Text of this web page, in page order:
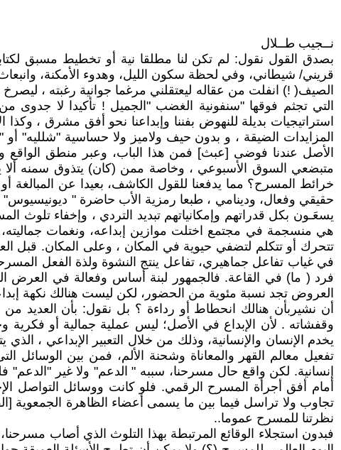
نــجيب طــلال
بصدق القول نقول: لم تكن لنا مطلقا نية أو تخطيط مسبق
قريني/ شيطاني، وفي لحظة سكون الليل، وهدوء الأمكنة،
الصيف( !) انفلت من عقاله ليعتقلني مرغما جوانية رغبته ،
التي تجثم فوقها "سنفونية الغضب "الجميل ! تأكيدا لا جدوى
استراتيجيات بديلة للنهوض بفننا وإبداعنا نحو أفق مشرق ، وكذا
المزايدات الضيقة ، و بدون حيف ولاميز ولا حساسية
الأصل عندنا فوضى [عبث] فمن هذا الباب، وعبر منطق
متبضعي السوق الأسبوعي ، وخاصة ممن (كان) يتذوق سمنه
خرائط المسرح؟ مما يدفعنا للقول الكاشف، بعيدا عن المبالغة
حقيقي وفعال، ودينامي ، طبعا رمزية الأب حاضرة " ديونيسيوس"
يسعَـون بكل قدراتهم وإمكانياتهم تبديد التردي ، وإخفاء
هي منسجمة في مجتمع اختلت موازين إبداعه، ونغمات
تتحرك أو تتكلم لتضفي حيوية في المكان ، وعلى المكان. قبل
في غياب تفاعل جماهيري، تفاعل ينتج النشوة ولذة الفعل
فرد ( ما) في القاعة. فالجمهور لبنة أساس وفعالة في
العروض تجد نسبة مئوية من الحضور، لكن ليست هنالك نكهة
أن نشيربأن هنالك انحطاط أو رداءة ؟ بل نقول: بأن العديد
وقفشاته . لأن الإبداع في الأصل؛ ليس عملية جمالية أو فكرية
يخدم الإنسان والإنسانية، وذلك من خلال التعبير الإبداعي ،
تفعيل معالم القهر والمعاناة وشحنة الألم، فمن بين الوسائل
إنسانية. لكن واقع حال مسرحنا، سببه " الدعم" ولا غير
أمام أفق أجرأة المسرح الرقمي. فلو كانت ووسائل التواصل
تجاوب ولا تراسل فيما بين ما يسمى أعضاء الظاهرة الجمعوية
نظرتنا للمسرح عموما..
فبدون استجلاء الوقائع المرتبطة بهذا التلوث الذي أصاب